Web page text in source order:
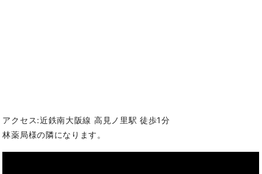
アクセス:近鉄南大阪線 高見ノ里駅 徒歩1分
林薬局様の隣になります。